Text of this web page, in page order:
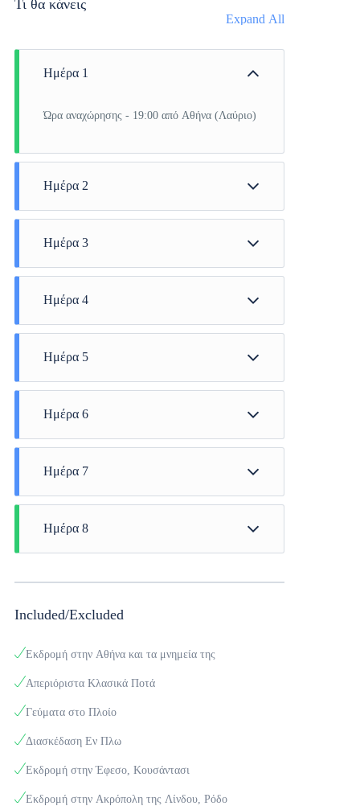
Τι θα κάνεις
Expand All
Ημέρα 1
Ώρα αναχώρησης - 19:00 από Αθήνα (Λαύριο)
Ημέρα 2
Ημέρα 3
Ημέρα 4
Ημέρα 5
Ημέρα 6
Ημέρα 7
Ημέρα 8
Included/Excluded
Εκδρομή στην Αθήνα και τα μνημεία της
Απεριόριστα Κλασικά Ποτά
Γεύματα στο Πλοίο
Διασκέδαση Εν Πλω
Εκδρομή στην Έφεσο, Κουσάντασι
Εκδρομή στην Ακρόπολη της Λίνδου, Ρόδο